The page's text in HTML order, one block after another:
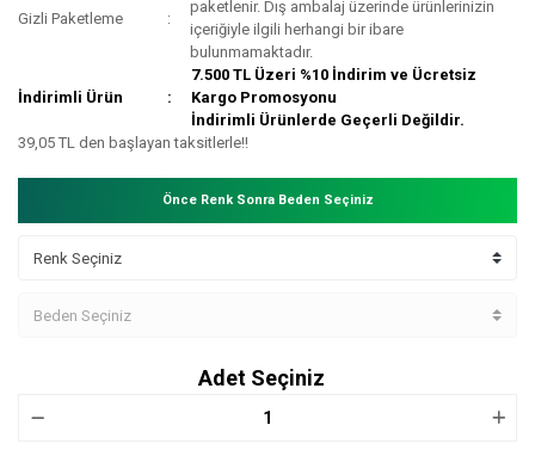
Gizli Paketleme
paketlenir. Dış ambalaj üzerinde ürünlerinizin
içeriğiyle ilgili herhangi bir ibare
bulunmamaktadır.
İndirimli Ürün
7.500 TL Üzeri %10 İndirim ve Ücretsiz
Kargo Promosyonu
İndirimli Ürünlerde Geçerli Değildir.
39,05 TL den başlayan taksitlerle!!
Önce Renk Sonra Beden Seçiniz
Adet Seçiniz